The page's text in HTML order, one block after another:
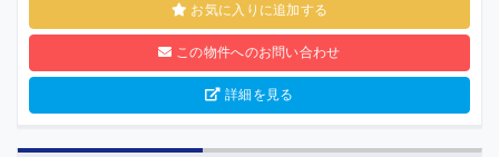
お気に入りに追加する
この物件へのお問い合わせ
詳細を見る